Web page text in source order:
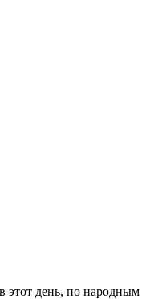
этот день, по народным